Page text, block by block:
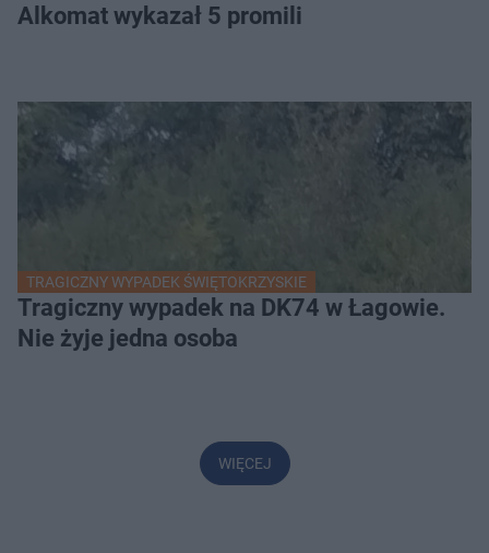
Alkomat wykazał 5 promili
TRAGICZNY WYPADEK ŚWIĘTOKRZYSKIE
Tragiczny wypadek na DK74 w Łagowie.
Nie żyje jedna osoba
WIĘCEJ